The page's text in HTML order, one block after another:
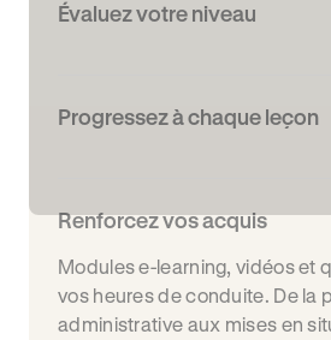
Évaluez votre niveau
Progressez à chaque leçon
Renforcez vos acquis
Modules e-learning, vidéos et
vos heures de conduite. De la
administrative aux mises en